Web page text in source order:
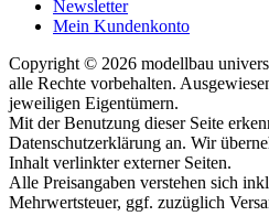
Newsletter
Mein Kundenkonto
Copyright © 2026 modellbau
alle Rechte vorbehalten.
jeweiligen Eigentümern.
Mit der Benutzung dieser Seite
Datenschutzerklärung an. Wir
Inhalt verlinkter externer Seiten.
Alle Preisangaben verstehen sich
Mehrwertsteuer, ggf. zuzüglich